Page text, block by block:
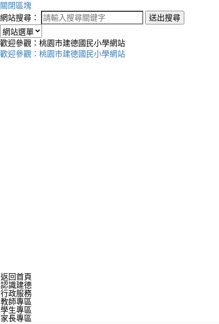
關閉區塊
網站搜尋：
送出搜尋
歡迎參觀：桃園市建德國民小學網站
歡迎參觀：桃園市建德國民小學網站
返回首頁
認識建德
行政服務
教師專區
學生專區
家長專區